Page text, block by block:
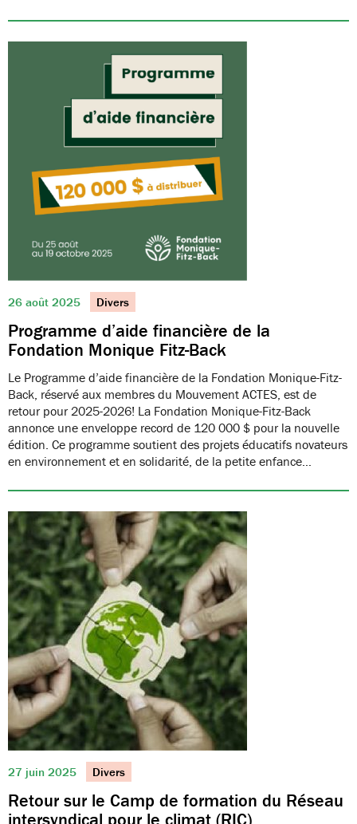
26 août 2025 Divers
Programme d’aide financière de la
Fondation Monique Fitz-Back
Le Programme d’aide financière de la Fondation Monique-Fitz-
Back, réservé aux membres du Mouvement ACTES, est de
retour pour 2025-2026! La Fondation Monique-Fitz-Back
annonce une enveloppe record de 120 000 $ pour la nouvelle
édition. Ce programme soutient des projets éducatifs novateurs
en environnement et en solidarité, de la petite enfance…
27 juin 2025 Divers
Retour sur le Camp de formation du Réseau
intersyndical pour le climat (RIC)